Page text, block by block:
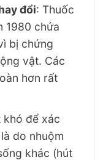
đổi: Thuốc
1980 chứa
bị chứng
vật. Các
hơn rất
khó để xác
do nhuộm
khác (hút